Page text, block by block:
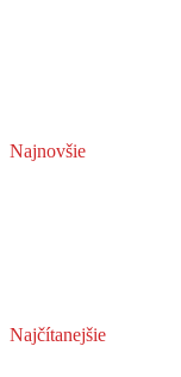
Najnovšie
Najčítanejšie